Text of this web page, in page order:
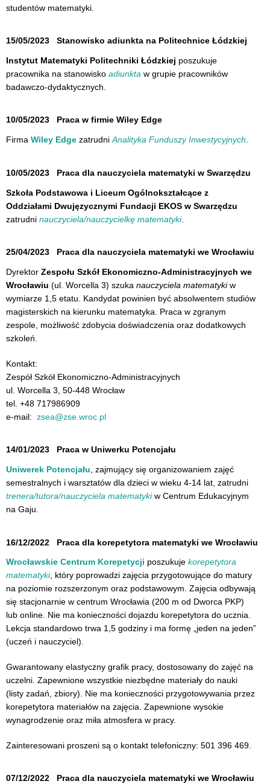
studentów matematyki.
15/05/2023 Stanowisko adiunkta na Politechnice Łódzkiej
Instytut Matematyki Politechniki Łódzkiej poszukuje
pracownika na stanowisko adiunkta w grupie pracowników
badawczo-dydaktycznych.
10/05/2023 Praca w firmie Wiley Edge
Firma Wiley Edge zatrudniAnalityka Funduszy Inwestycyjnych.
10/05/2023 Praca dla nauczyciela matematyki w Swarzędzu
Szkoła Podstawowa i Liceum Ogólnokształcące z
Oddziałami Dwujęzycznymi Fundacji EKOS w Swarzędzu
zatrudni nauczyciela/nauczycielkę matematyki.
25/04/2023 Praca dla nauczyciela matematyki we Wrocławiu
Dyrektor Zespołu Szkół Ekonomiczno-Administracyjnych we
Wrocławiu (ul. Worcella 3) szuka nauczyciela matematykiw
wymiarze 1,5 etatu. Kandydat powinien być absolwentem studiów
magisterskich na kierunku matematyka. Praca w zgranym
zespole, możliwość zdobycia doświadczenia oraz dodatkowych
szkoleń.
Kontakt:
Zespół Szkół Ekonomiczno-Administracyjnych​
ul. Worcella 3, 50-448 Wrocław
tel. +48 717986909
e-mail: zsea@zse.wroc.pl
14/01/2023 Praca w Uniwerku Potencjału
Uniwerek Potencjału , zajmujący się organizowaniem zajęć
semestralnych i warsztatów dla dzieci w wieku 4-14 lat, zatrudni
trenera/tutora/nauczyciela matematykiw Centrum Edukacyjnym
na Gaju.
16/12/2022 Praca dla korepetytora matematyki we Wrocławiu
Wrocławskie Centrum Korepetycji poszukuje korepetytora
matematyki, który poprowadzi zajęcia przygotowujące do matury
na poziomie rozszerzonym oraz podstawowym. Zajęcia odbywają
się stacjonarnie w centrum Wrocławia (200 m od Dworca PKP)
lub online. Nie ma konieczności dojazdu korepetytora do ucznia.
Lekcja standardowo trwa 1,5 godziny i ma formę „jeden na jeden”
(uczeń i nauczyciel).
Gwarantowany elastyczny grafik pracy, dostosowany do zajęć na
uczelni. Zapewnione wszystkie niezbędne materiały do nauki
(listy zadań, zbiory). Nie ma konieczności przygotowywania przez
korepetytora materiałów na zajęcia. Zapewnione wysokie
wynagrodzenie oraz miła atmosfera w pracy.
Zainteresowani proszeni są o kontakt telefoniczny: 501 396 469.
07/12/2022 Praca dla nauczyciela matematyki we Wrocławiu